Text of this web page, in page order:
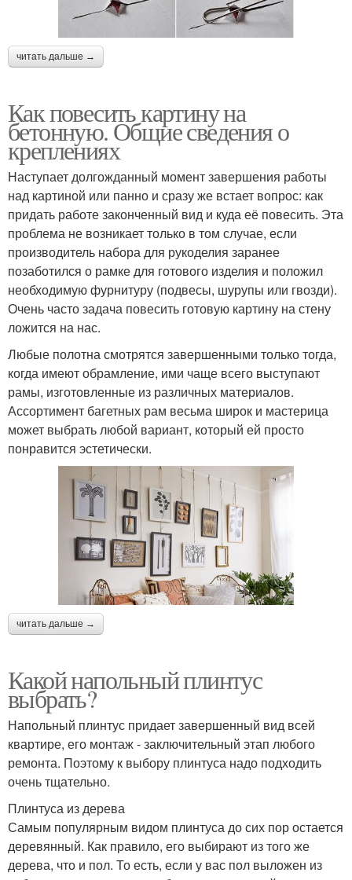
читать дальше →
Как повесить картину на
бетонную. Общие сведения о
креплениях
Наступает долгожданный момент завершения работы
над картиной или панно и сразу же встает вопрос: как
придать работе законченный вид и куда её повесить. Эта
проблема не возникает только в том случае, если
производитель набора для рукоделия заранее
позаботился о рамке для готового изделия и положил
необходимую фурнитуру (подвесы, шурупы или гвозди).
Очень часто задача повесить готовую картину на стену
ложится на нас.
Любые полотна смотрятся завершенными только тогда,
когда имеют обрамление, ими чаще всего выступают
рамы, изготовленные из различных материалов.
Ассортимент багетных рам весьма широк и мастерица
может выбрать любой вариант, который ей просто
понравится эстетически.
читать дальше →
Какой напольный плинтус
выбрать?
Напольный плинтус придает завершенный вид всей
квартире, его монтаж - заключительный этап любого
ремонта. Поэтому к выбору плинтуса надо подходить
очень тщательно.
Плинтуса из дерева
Самым популярным видом плинтуса до сих пор остается
деревянный. Как правило, его выбирают из того же
дерева, что и пол. То есть, если у вас пол выложен из